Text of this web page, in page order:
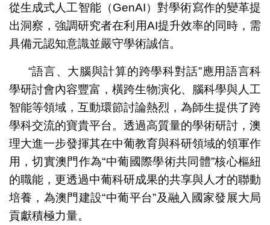
從生成式人工智能（GenAI）對學術寫作的變革提
出洞察，強調研究者在利用AI提升效率的同時，需
具備元認知意識並嚴守學術誠信。
“語言、大腦與計算的跨學科對話”應用語言科
學研討會內容豐富，橫跨生物演化、腦科學與人工
智能等領域，互動環節討論熱烈，為師生提供了跨
學科交流的寶貴平台。透過高質量的學術研討，澳
理大進一步發揮其在中葡教育與科研領域的領軍作
用，切實澳門作為“中葡國際學術共同體”核心樞紐
的職能，更透過中葡科研成果的共享與人才的聯動
培養，為澳門建設“中葡平台”及融入國家發展大局
貢獻積極力量。